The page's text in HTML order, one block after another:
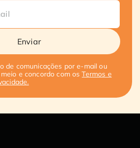
Enviar
de comunicações por e-mail ou
e concordo com osTermos e